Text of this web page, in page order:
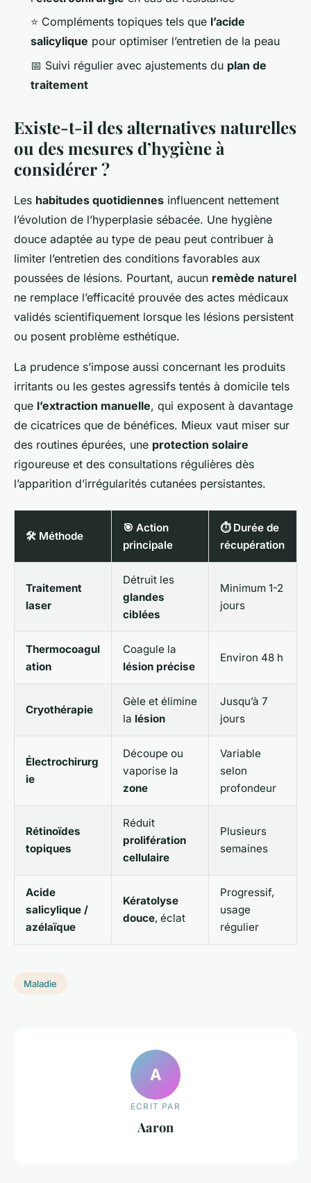
⭐ Compléments topiques tels que l’acide
salicylique pour optimiser l’entretien de la peau
📅 Suivi régulier avec ajustements du plan de
traitement
Existe-t-il des alternatives naturelles
ou des mesures d’hygiène à
considérer ?
Les habitudes quotidiennes influencent nettement
l’évolution de l’hyperplasie sébacée. Une hygiène
douce adaptée au type de peau peut contribuer à
limiter l’entretien des conditions favorables aux
poussées de lésions. Pourtant, aucun remède naturel
ne remplace l’efficacité prouvée des actes médicaux
validés scientifiquement lorsque les lésions persistent
ou posent problème esthétique.
La prudence s’impose aussi concernant les produits
irritants ou les gestes agressifs tentés à domicile tels
que l’extraction manuelle, qui exposent à davantage
de cicatrices que de bénéfices. Mieux vaut miser sur
des routines épurées, une protection solaire
rigoureuse et des consultations régulières dès
l’apparition d’irrégularités cutanées persistantes.
🛠️ Méthode
🎯 Action
principale
⏱️ Durée de
récupération
Traitement
laser
Détruit les
glandes
ciblées
Minimum 1-2
jours
Thermocoagul
ation
Coagule la
lésion précise
Environ 48 h
Cryothérapie
Gèle et élimine
la lésion
Jusqu’à 7
jours
Électrochirurg
ie
Découpe ou
vaporise la
zone
Variable
selon
profondeur
Rétinoïdes
topiques
Réduit
prolifération
cellulaire
Plusieurs
semaines
Acide
salicylique /
azélaïque
Kératolyse
douce, éclat
Progressif,
usage
régulier
Maladie
A
ECRIT PAR
Aaron